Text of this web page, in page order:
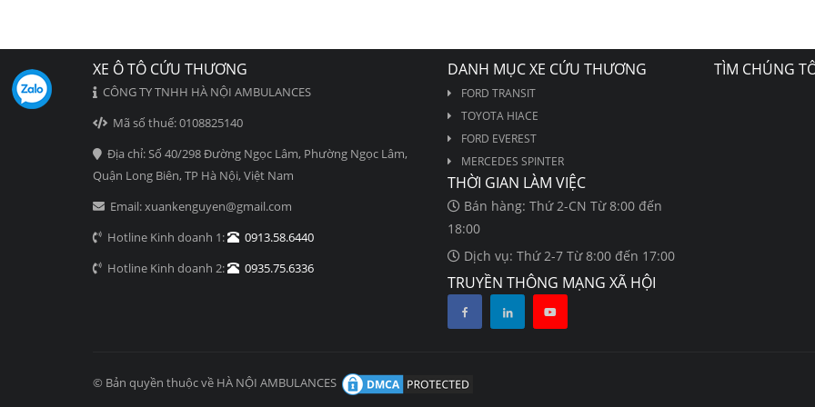
XE Ô TÔ CỨU THƯƠNG
CÔNG TY TNHH HÀ NỘI AMBULANCES
Mã số thuế: 0108825140
Địa chỉ: Số 40/298 Đường Ngọc Lâm, Phường Ngọc Lâm,
Quận Long Biên, TP Hà Nội, Việt Nam
Email: xuankenguyen@gmail.com
Hotline Kinh doanh 1:
0913.58.6440
Hotline Kinh doanh 2:
0935.75.6336
DANH MỤC XE CỨU THƯƠNG
FORD TRANSIT
TOYOTA HIACE
FORD EVEREST
MERCEDES SPINTER
THỜI GIAN LÀM VIỆC
Bán hàng: Thứ 2-CN Từ 8:00 đến
18:00
Dịch vụ: Thứ 2-7 Từ 8:00 đến 17:00
TRUYỀN THÔNG MẠNG XÃ HỘI
TÌM CHÚNG
© Bản quyền thuộc về HÀ NỘI AMBULANCES